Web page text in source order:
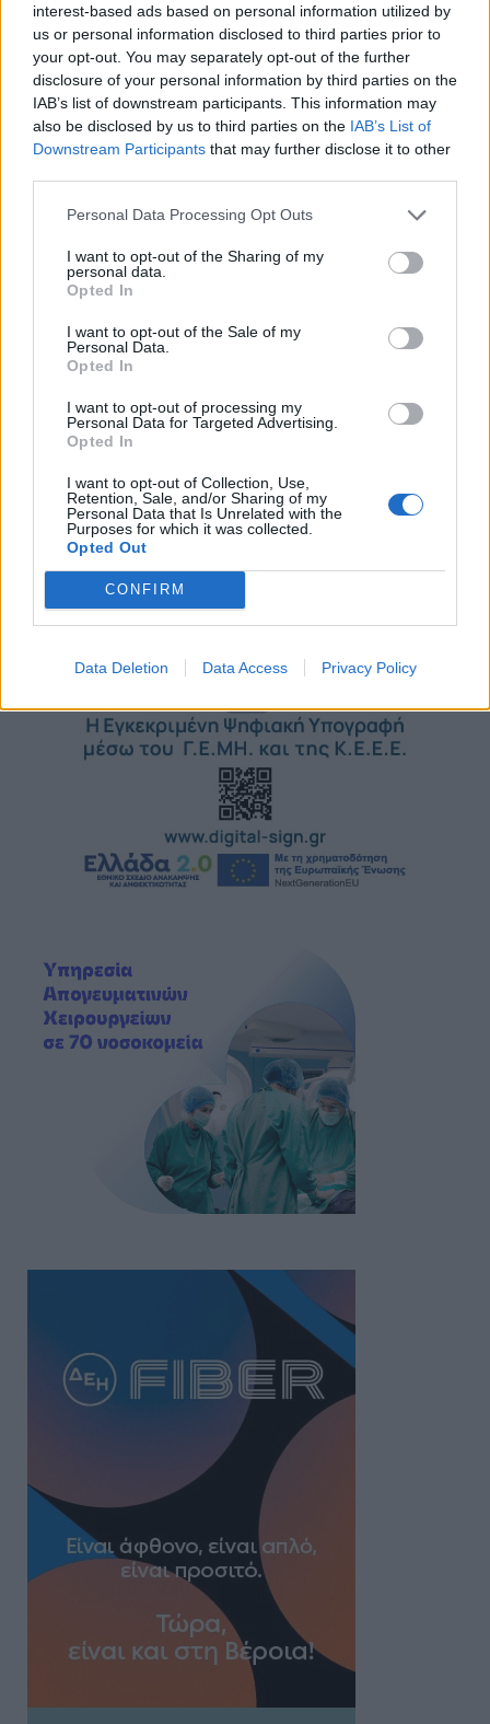
interest-based ads based on personal information utilized by
us or personal information disclosed to third parties prior to
your opt-out. You may separately opt-out of the further
disclosure of your personal information by third parties on the
IAB’s list of downstream participants. This information may
also be disclosed by us to third parties on the IAB’s List of
Downstream Participants that may further disclose it to other
Personal Data Processing Opt Outs
I want to opt-out of the Sharing of my
personal data.
Opted In
I want to opt-out of the Sale of my
Personal Data.
Opted In
I want to opt-out of processing my
Personal Data for Targeted Advertising.
Opted In
I want to opt-out of Collection, Use,
Retention, Sale, and/or Sharing of my
Personal Data that Is Unrelated with the
Purposes for which it was collected.
Opted Out
CONFIRM
Data Deletion Data Access Privacy Policy
Η ΑΛΜΗ ζητά Αναλυτή/τρια Χημείου
Παρασκευή, 7 Αυγούστου 2026 11:12 ΠΜ
”Τρέχουν” οι αιτήσεις για μόνιμο διορισμό 5.486
εκπαιδευτικών σε Πρωτοβάθμια και Δευτεροβάθμια